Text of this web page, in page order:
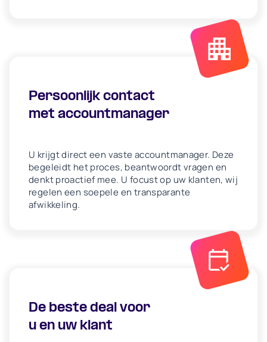
Persoonlijk contact
met accountmanager
U krijgt direct een vaste accountmanager. Deze
begeleidt het proces, beantwoordt vragen en
denkt proactief mee. U focust op uw klanten, wij
regelen een soepele en transparante
afwikkeling.
De beste deal voor
u en uw klant